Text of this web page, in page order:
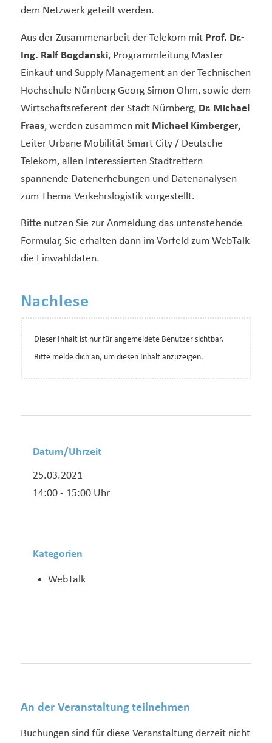
dem Netzwerk geteilt werden.
Aus der Zusammenarbeit der Telekom mit Prof. Dr.-
Ing. Ralf Bogdanski, Programmleitung Master
Einkauf und Supply Management an der Technischen
Hochschule Nürnberg Georg Simon Ohm, sowie dem
Wirtschaftsreferent der Stadt Nürnberg, Dr. Michael
Fraas, werden zusammen mit Michael Kimberger,
Leiter Urbane Mobilität Smart City / Deutsche
Telekom, allen Interessierten Stadtrettern
spannende Datenerhebungen und Datenanalysen
zum Thema Verkehrslogistik vorgestellt.
Bitte nutzen Sie zur Anmeldung das untenstehende
Formular, Sie erhalten dann im Vorfeld zum WebTalk
die Einwahldaten.
Nachlese
Dieser Inhalt ist nur für angemeldete Benutzer sichtbar.
Bitte melde dich an, um diesen Inhalt anzuzeigen.
Datum/Uhrzeit
25.03.2021
14:00 - 15:00 Uhr
Kategorien
WebTalk
An der Veranstaltung teilnehmen
Buchungen sind für diese Veranstaltung derzeit nicht